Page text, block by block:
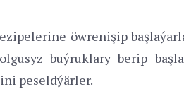
öwrenişip
buýruklary berip
peseldýärler.